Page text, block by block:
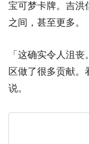
宝可梦卡牌。吉洪
之间，甚至更多。
「这确实令人沮
区做了很多贡献。
说。